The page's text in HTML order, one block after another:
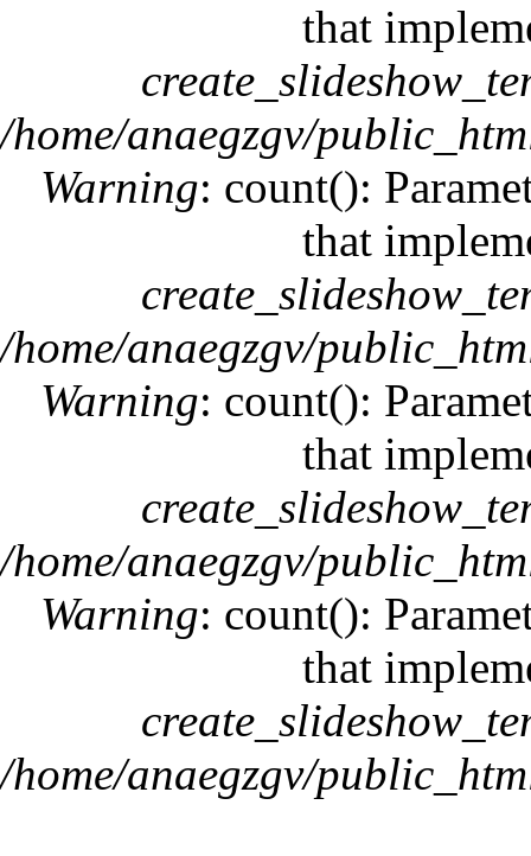
that
/home/anaegzgv/
Warning: count():
that
/home/anaegzgv/
Warning: count():
that
/home/anaegzgv/
Warning: count():
that
/home/anaegzgv/